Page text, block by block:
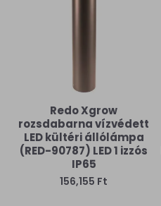
Redo Xgrow
rozsdabarna vízvédett
LED kültéri állólámpa
(RED-90787) LED 1 izzós
IP65
156,155 Ft